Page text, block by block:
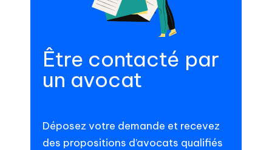
Être contacté par
un avocat
Déposez votre demande et recevez
des propositions d’avocats qualifiés